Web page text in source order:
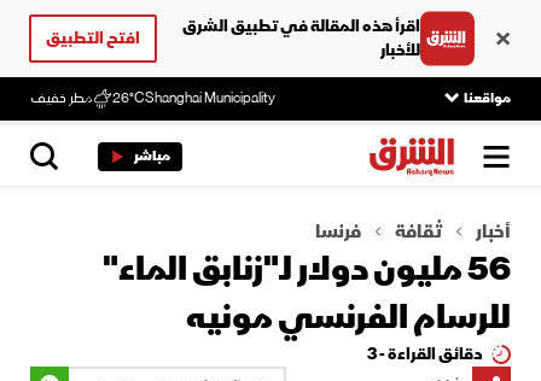
اقرأ هذه المقالة في تطبيق الشرق
للأخبار
افتح التطبيق
مواقعنا Shanghai Municipality
26°C مطر خفيف
مباشر
أخبار ثقافة فرنسا
56 مليون دولار لـ"زنابق الماء"
للرسام الفرنسي مونيه
دقائق القراءة - 3